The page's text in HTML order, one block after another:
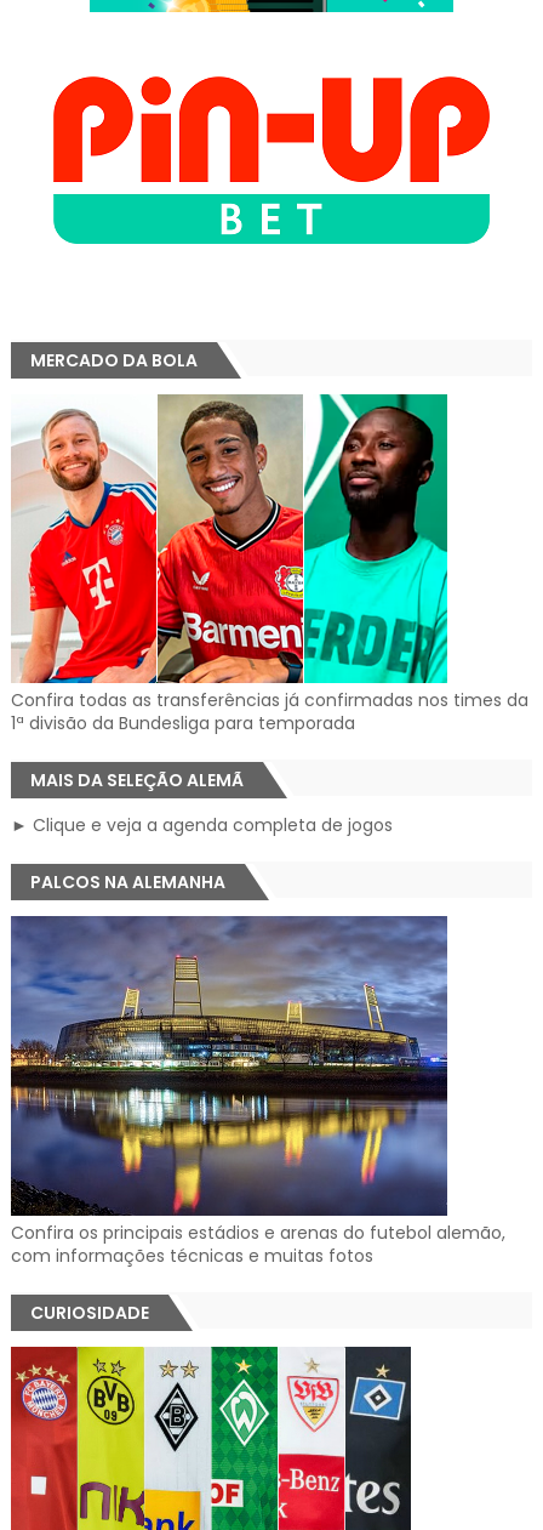
MERCADO DA BOLA
Confira todas as transferências já confirmadas nos times da
1ª divisão da Bundesliga para temporada
MAIS DA SELEÇÃO ALEMÃ
► Clique e veja a agenda completa de jogos
PALCOS NA ALEMANHA
Confira os principais estádios e arenas do futebol alemão,
com informações técnicas e muitas fotos
CURIOSIDADE